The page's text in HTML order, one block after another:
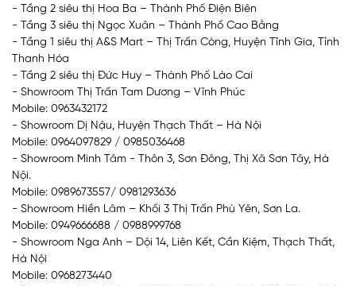
- Tầng 2 siêu thị Hoa Ba – Thành Phố Điện Biên
- Tầng 3 siêu thị Ngọc Xuân – Thành Phố Cao Bằng
- Tầng 1 siêu thị A&S Mart – Thị Trấn Còng, Huyện Tĩnh Gia, Tỉnh
Thanh Hóa
- Tầng 2 siêu thị Đức Huy – Thành Phố Lào Cai
- Showroom Thị Trấn Tam Dương – Vĩnh Phúc
Mobile: 0963432172
- Showroom Dị Nậu, Huyện Thạch Thất – Hà Nội
Mobile: 0964097829 / 0985036468
- Showroom Minh Tâm - Thôn 3, Sơn Đông, Thị Xã Sơn Tây, Hà
Nội.
Mobile: 0989673557/ 0981293636
- Showroom Hiền Lâm – Khối 3 Thị Trấn Phù Yên, Sơn La.
Mobile: 0949666688 / 0988999768
- Showroom Nga Anh – Dội 14, Liên Kết, Cần Kiệm, Thạch Thất,
Hà Nội
Mobile: 0968273440